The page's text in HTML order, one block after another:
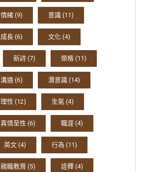
情緒 (9) 意識 (11)
成長 (6) 文化 (4)
新詩 (7) 榮格 (11)
溝通 (6) 潛意識 (14)
理性 (12) 生氣 (4)
真情至性 (6) 職涯 (4)
英文 (4) 行為 (11)
親職教育 (5) 詮釋 (4)